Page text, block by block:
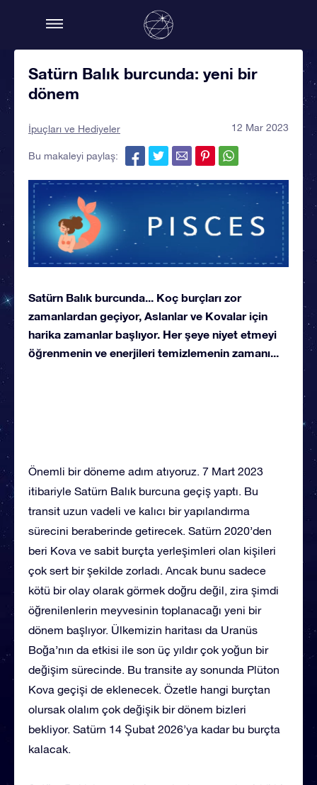
Satürn Balık burcunda: yeni bir
dönem
İpuçları ve Hediyeler 12 Mar 2023
Bu makaleyi paylaş:
Satürn Balık burcunda... Koç burçları zor
zamanlardan geçiyor, Aslanlar ve Kovalar için
harika zamanlar başlıyor. Her şeye niyet etmeyi
öğrenmenin ve enerjileri temizlemenin zamanı...
Önemli bir döneme adım atıyoruz. 7 Mart 2023
itibariyle Satürn Balık burcuna geçiş yaptı. Bu
transit uzun vadeli ve kalıcı bir yapılandırma
sürecini beraberinde getirecek. Satürn 2020’den
beri Kova ve sabit burçta yerleşimleri olan kişileri
çok sert bir şekilde zorladı. Ancak bunu sadece
kötü bir olay olarak görmek doğru değil, zira şimdi
öğrenilenlerin meyvesinin toplanacağı yeni bir
dönem başlıyor. Ülkemizin haritası da Uranüs
Boğa’nın da etkisi ile son üç yıldır çok yoğun bir
değişim sürecinde. Bu transite ay sonunda Plüton
Kova geçişi de eklenecek. Özetle hangi burçtan
olursak olalım çok değişik bir dönem bizleri
bekliyor. Satürn 14 Şubat 2026’ya kadar bu burçta
kalacak.